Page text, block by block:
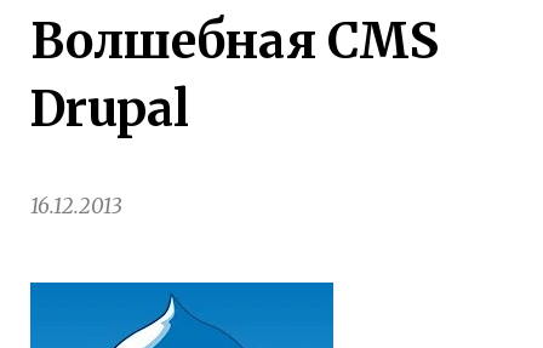
Волшебная CMS
Drupal
16.12.2013